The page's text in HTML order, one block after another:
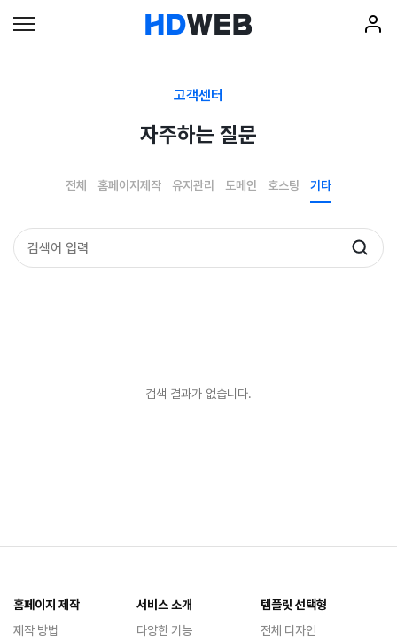
고객센터
자주하는 질문
전체 홈페이지제작 유지관리 도메인 호스팅 기타
검색 결과가 없습니다.
홈페이지 제작
제작 방법
서비스 소개
다양한 기능
템플릿 선택형
전체 디자인